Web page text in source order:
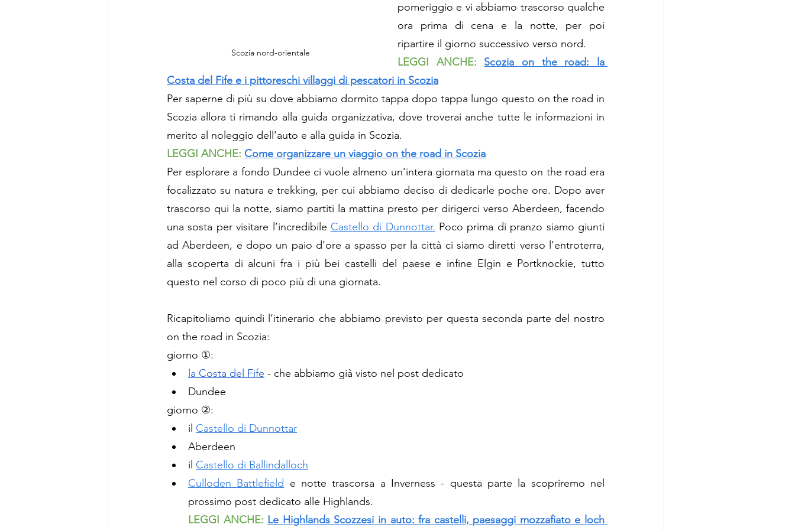
Scozia nord-orientale
pomeriggio e vi abbiamo trascorso qualche
ora prima di cena e la notte, per poi
ripartire il giorno successivo verso nord.
LEGGI ANCHE:
Scozia on the road: la
Costa del Fife e i pittoreschi villaggi di pescatori in Scozia
Per saperne di più su dove abbiamo dormito tappa dopo tappa lungo questo on the road in
Scozia allora ti rimando alla guida organizzativa, dove troverai anche tutte le informazioni in
merito al noleggio dell’auto e alla guida in Scozia.
LEGGI ANCHE: Come organizzare un viaggio on the road in Scozia
Per esplorare a fondo Dundee ci vuole almeno un’intera giornata ma questo on the road era
focalizzato su natura e trekking, per cui abbiamo deciso di dedicarle poche ore. Dopo aver
trascorso qui la notte, siamo partiti la mattina presto per dirigerci verso Aberdeen, facendo
una sosta per visitare l’incredibile Castello di Dunnottar. Poco prima di pranzo siamo giunti
ad Aberdeen, e dopo un paio d’ore a spasso per la città ci siamo diretti verso l’entroterra,
alla scoperta di alcuni fra i più bei castelli del paese e infine Elgin e Portknockie, tutto
questo nel corso di poco più di una giornata.
Ricapitoliamo quindi l’itinerario che abbiamo previsto per questa seconda parte del nostro
on the road in Scozia:
giorno ①:
la Costa del Fife - che abbiamo già visto nel post dedicato
Dundee
giorno ②:
il Castello di Dunnottar
Aberdeen
il Castello di Ballindalloch
Culloden Battlefield e notte trascorsa a Inverness - questa parte la scopriremo nel
prossimo post dedicato alle Highlands.
LEGGI ANCHE: Le Highlands Scozzesi in auto: fra castelli, paesaggi mozzafiato e loch